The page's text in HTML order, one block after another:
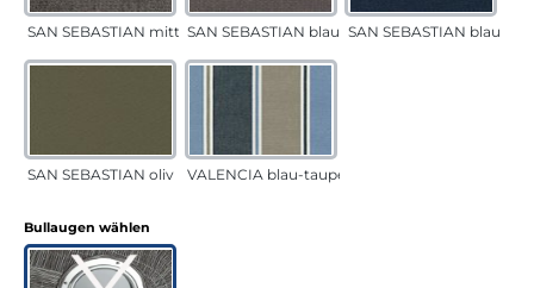
SAN SEBASTIAN mittelgrauSAN SEBASTIAN blau-sandSAN SEBASTIAN blau
SAN SEBASTIAN oliv VALENCIA blau-taupe
Bullaugen wählen